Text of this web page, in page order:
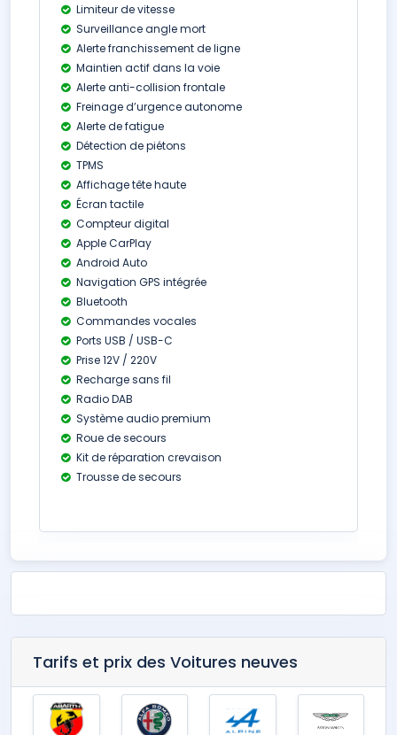
Limiteur de vitesse
Surveillance angle mort
Alerte franchissement de ligne
Maintien actif dans la voie
Alerte anti-collision frontale
Freinage d’urgence autonome
Alerte de fatigue
Détection de piétons
TPMS
Affichage tête haute
Écran tactile
Compteur digital
Apple CarPlay
Android Auto
Navigation GPS intégrée
Bluetooth
Commandes vocales
Ports USB / USB-C
Prise 12V / 220V
Recharge sans fil
Radio DAB
Système audio premium
Roue de secours
Kit de réparation crevaison
Trousse de secours
Tarifs et prix des Voitures neuves